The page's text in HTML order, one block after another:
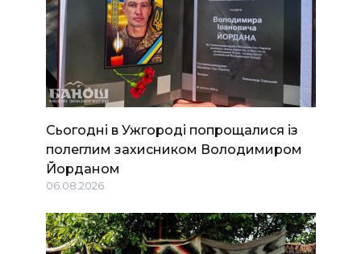
Сьогодні в Ужгороді попрощалися із
полеглим захисником Володимиром
Йорданом
06.08.2026